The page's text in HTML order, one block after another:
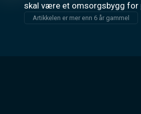
skal være et omsorgsbygg for
Artikkelen er mer enn 6 år gammel